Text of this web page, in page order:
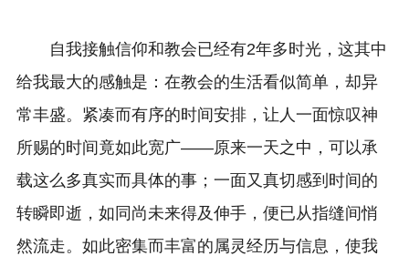
自我接触信仰和教会已经有2年多时光，这其中
给我最大的感触是：在教会的生活看似简单，却异
常丰盛。紧凑而有序的时间安排，让人一面惊叹神
所赐的时间竟如此宽广——原来一天之中，可以承
载这么多真实而具体的事；一面又真切感到时间的
转瞬即逝，如同尚未来得及伸手，便已从指缝间悄
然流走。如此密集而丰富的属灵经历与信息，使我